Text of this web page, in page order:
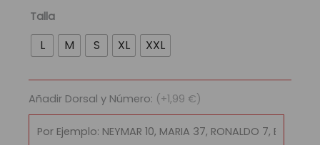
Talla
L M S XL XXL
Añadir Dorsal y Número: (+1,99 €)
Camiseta
Retro
2015/16
cantidad